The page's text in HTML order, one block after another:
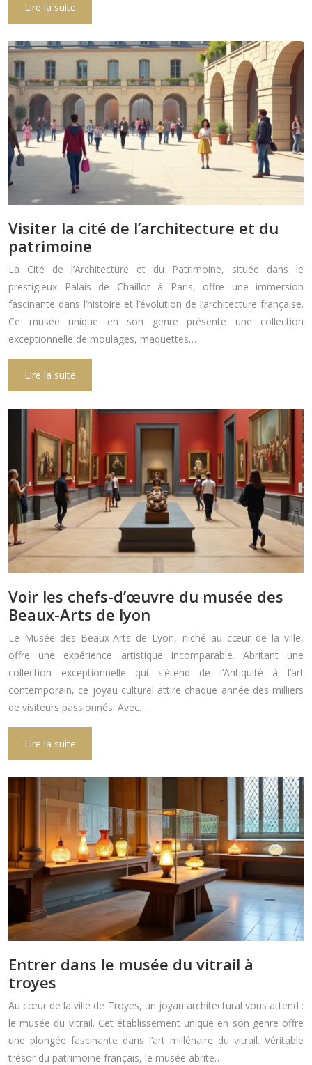
Lire la suite
Visiter la cité de l’architecture et du
patrimoine
La Cité de l’Architecture et du Patrimoine, située dans le
prestigieux Palais de Chaillot à Paris, offre une immersion
fascinante dans l’histoire et l’évolution de l’architecture française.
Ce musée unique en son genre présente une collection
exceptionnelle de moulages, maquettes…
Lire la suite
Voir les chefs-d’œuvre du musée des
Beaux-Arts de lyon
Le Musée des Beaux-Arts de Lyon, niché au cœur de la ville,
offre une expérience artistique incomparable. Abritant une
collection exceptionnelle qui s’étend de l’Antiquité à l’art
contemporain, ce joyau culturel attire chaque année des milliers
de visiteurs passionnés. Avec…
Lire la suite
Entrer dans le musée du vitrail à
troyes
Au cœur de la ville de Troyes, un joyau architectural vous attend :
le musée du vitrail. Cet établissement unique en son genre offre
une plongée fascinante dans l’art millénaire du vitrail. Véritable
trésor du patrimoine français, le musée abrite…